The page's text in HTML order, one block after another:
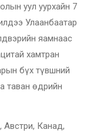
уул уурхайн 7
Улаанбаатар
яамнаас
хамтран
бүх түвшний
таван өдрийн
Австри, Канад,